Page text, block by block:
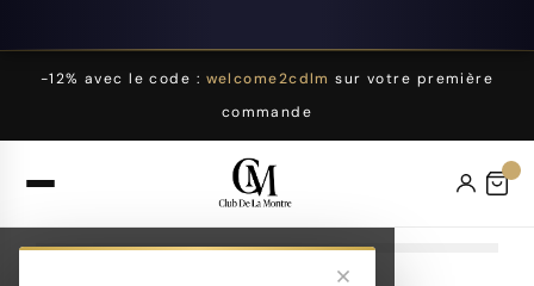
-12% avec le code : welcome2cdlm sur votre première
commande